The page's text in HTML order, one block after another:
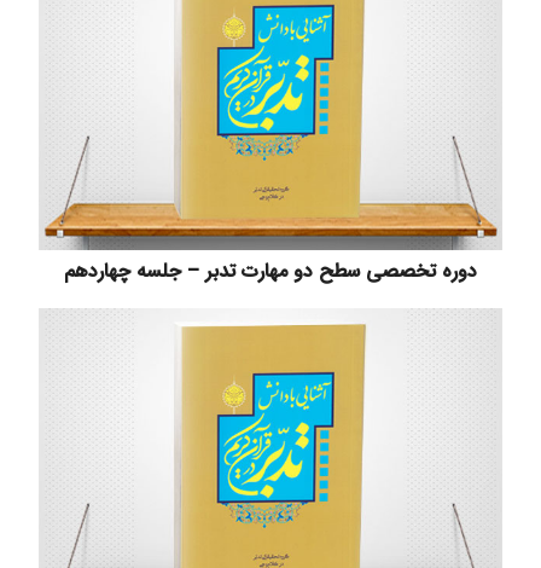
دوره تخصصی سطح دو مهارت تدبر – جلسه چهاردهم